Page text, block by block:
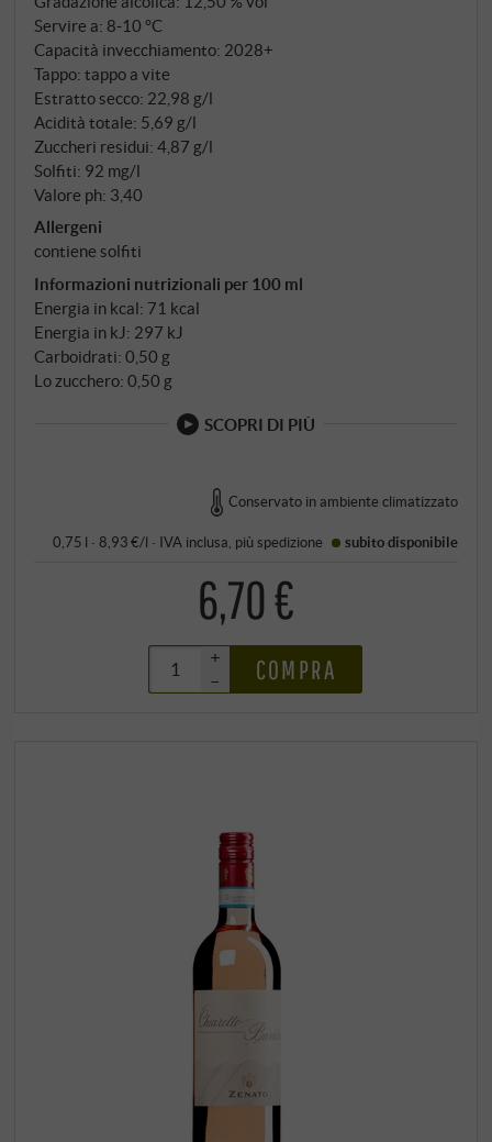
Servire a: 8‑10 °C
Capacità invecchiamento: 2028+
Tappo: tappo a vite
Estratto secco: 22,98 g/l
Acidità totale: 5,69 g/l
Zuccheri residui: 4,87 g/l
Solfiti: 92 mg/l
Valore ph: 3,40
Allergeni
contiene solfiti
Informazioni nutrizionali per 100 ml
Energia in kcal: 71 kcal
Energia in kJ: 297 kJ
Carboidrati: 0,50 g
Lo zucchero: 0,50 g
SCOPRI DI PIÙ
Conservato in ambiente climatizzato
0,75 l · 8,93 €/l · IVA inclusa , piùspedizione subito disponibile
6,70 €
+
–
COMPRA